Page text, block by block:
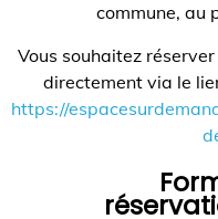
commune, au
Vous souhaitez
directement via le
https://